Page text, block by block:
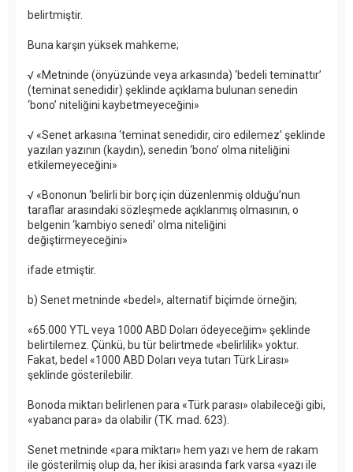
belirtmiştir.
Buna karşın yüksek mahkeme;
√ «Metninde (önyüzünde veya arkasında) ‘bedeli teminattır’
(teminat senedidir) şeklinde açıklama bulunan senedin
‘bono’ niteliğini kaybetmeyeceğini»
√ «Senet arkasına ‘teminat senedidir, ciro edilemez’ şeklinde
yazılan yazının (kaydın), senedin ‘bono’ olma niteliğini
etkilemeyeceğini»
√ «Bononun ‘belirli bir borç için düzenlenmiş olduğu’nun
taraflar arasındaki sözleşmede açıklanmış olmasının, o
belgenin ‘kambiyo senedi’ olma niteliğini
değiştirmeyeceğini»
ifade etmiştir.
b) Senet metninde «bedel», alternatif biçimde örneğin;
«65.000 YTL veya 1000 ABD Doları ödeyeceğim» şeklinde
belirtilemez. Çünkü, bu tür belirtmede «belirlilik» yoktur.
Fakat, bedel «1000 ABD Doları veya tutarı Türk Lirası»
şeklinde gösterilebilir.
Bonoda miktarı belirlenen para «Türk parası» olabileceği gibi,
«yabancı para» da olabilir (TK. mad. 623).
Senet metninde «para miktarı» hem yazı ve hem de rakam
ile gösterilmiş olup da, her ikisi arasında fark varsa «yazı ile